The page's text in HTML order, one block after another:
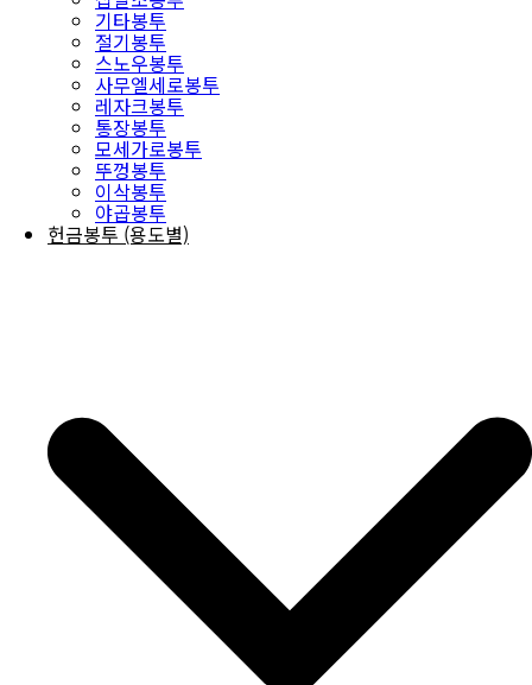
기타봉투
절기봉투
스노우봉투
사무엘세로봉투
레자크봉투
통장봉투
모세가로봉투
뚜껑봉투
이삭봉투
야곱봉투
헌금봉투 (용도별)